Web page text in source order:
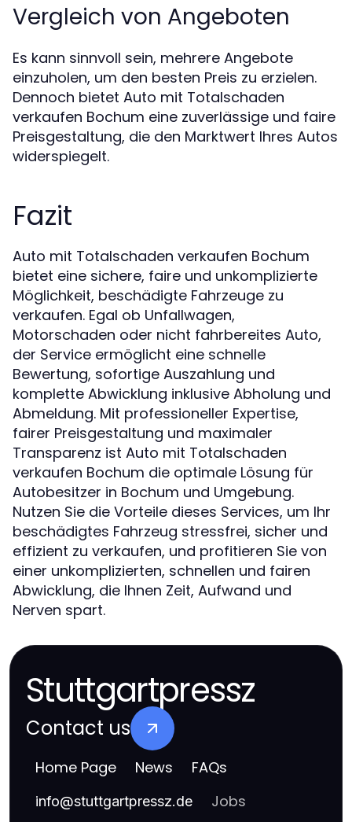
Vergleich von Angeboten
Es kann sinnvoll sein, mehrere Angebote
einzuholen, um den besten Preis zu erzielen.
Dennoch bietet Auto mit Totalschaden
verkaufen Bochum eine zuverlässige und faire
Preisgestaltung, die den Marktwert Ihres Autos
widerspiegelt.
Fazit
Auto mit Totalschaden verkaufen Bochum
bietet eine sichere, faire und unkomplizierte
Möglichkeit, beschädigte Fahrzeuge zu
verkaufen. Egal ob Unfallwagen,
Motorschaden oder nicht fahrbereites Auto,
der Service ermöglicht eine schnelle
Bewertung, sofortige Auszahlung und
komplette Abwicklung inklusive Abholung und
Abmeldung. Mit professioneller Expertise,
fairer Preisgestaltung und maximaler
Transparenz ist Auto mit Totalschaden
verkaufen Bochum die optimale Lösung für
Autobesitzer in Bochum und Umgebung.
Nutzen Sie die Vorteile dieses Services, um Ihr
beschädigtes Fahrzeug stressfrei, sicher und
effizient zu verkaufen, und profitieren Sie von
einer unkomplizierten, schnellen und fairen
Abwicklung, die Ihnen Zeit, Aufwand und
Nerven spart.
Stuttgartpressz
Contact us
Home Page News FAQs
info@stuttgartpressz.de Jobs